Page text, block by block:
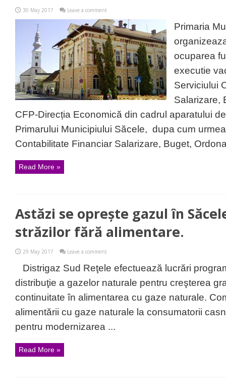
30 May 2017 Leave a comment
Primaria
ocuparea
executie
Serviciului
Salarizare,
CFP-Direcția Economică din cadrul aparatului
Primarului Municipiului Săcele, dupa cum
Contabilitate Financiar Salarizare, Buget,
Read More »
Astăzi se oprește gazul în
străzilor fără alimentare.
29 May 2017 Leave a comment
Distrigaz Sud Reţele efectuează lucrări
distribuţie a gazelor naturale pentru creşterea
continuitate în alimentarea cu gaze naturale.
alimentării cu gaze naturale la consumatorii
pentru modernizarea ...
Read More »